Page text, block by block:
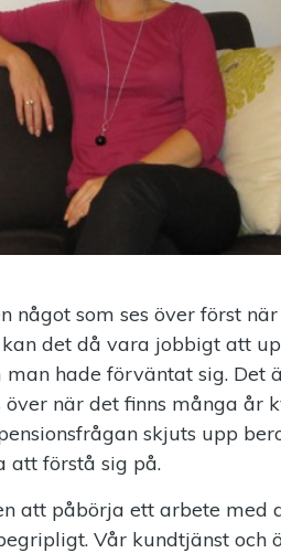
något som ses över först
det då vara jobbigt att
man hade förväntat sig. Det
när det finns många år
skjuts upp
att förstå sig på.
att påbörja ett arbete med
Vår kundtjänst och